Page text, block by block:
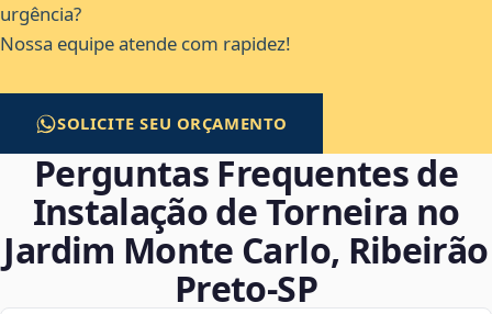
urgência?
Nossa equipe atende com rapidez!
SOLICITE SEU ORÇAMENTO
Perguntas Frequentes de
Instalação de Torneira no
Jardim Monte Carlo, Ribeirão
Preto‑SP